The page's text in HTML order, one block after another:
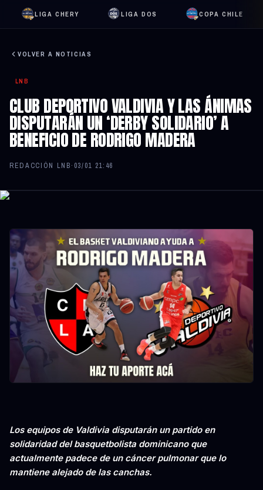
LIGA CHERY LIGA DOS COPA CHILE
VOLVER A NOTICIAS
LNB
CLUB DEPORTIVO VALDIVIA Y LAS ÁNIMAS
DISPUTARÁN UN ‘DERBY SOLIDARIO’ A
BENEFICIO DE RODRIGO MADERA
REDACCIÓN LNB· 03/01 21:46
Los equipos de Valdivia disputarán un partido en
solidaridad del basquetbolista dominicano que
actualmente padece de un cáncer pulmonar que lo
mantiene alejado de las canchas.